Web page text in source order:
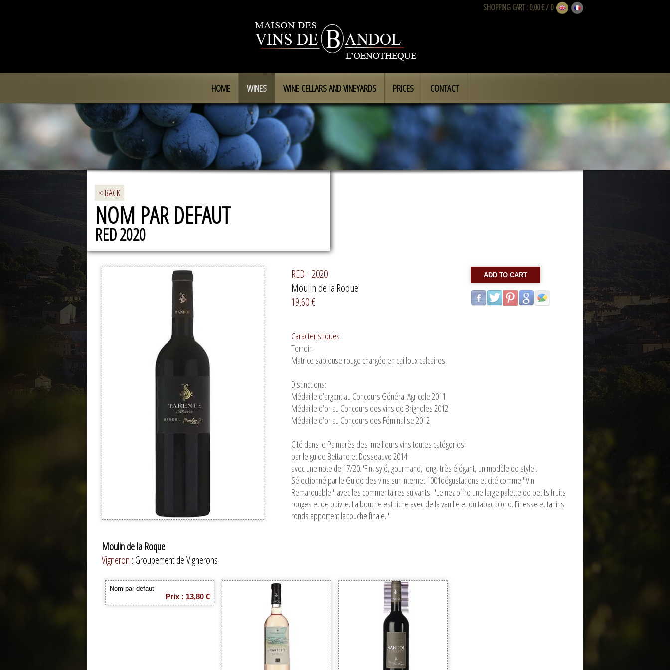
SHOPPING CART: 0,00 € / 0
HOME WINES WINE CELLARS AND VINEYARDS PRICES CONTACT
< BACK
NOM PAR DEFAUT
RED 2020
RED - 2020
Moulin de la Roque
19,60 €
ADD TO CART
Caracteristiques
Terroir :
Matrice sableuse rouge chargée en cailloux calcaires.
Distinctions:
Médaille d’argent au Concours Général Agricole 2011
Médaille d’or au Concours des vins de Brignoles 2012
Médaille d’or au Concours des Féminalise 2012
Cité dans le Palmarès des 'meilleurs vins toutes catégories'
par le guide Bettane et Desseauve 2014
avec une note de 17/20. 'Fin, sylé, gourmand, long, très élégant, un modèle de style'.
Sélectionné par le Guide des vins sur Internet 1001dégustations et cité comme "Vin
Remarquable " avec les commentaires suivants: "Le nez offre une large palette de petits fruits
rouges et de poivre. La bouche est riche avec de la vanille et du tabac blond. Finesse et tanins
ronds apportent la touche finale."
Moulin de la Roque
Vigneron : Groupement de Vignerons
Nom par defaut
Prix : 13,80 €